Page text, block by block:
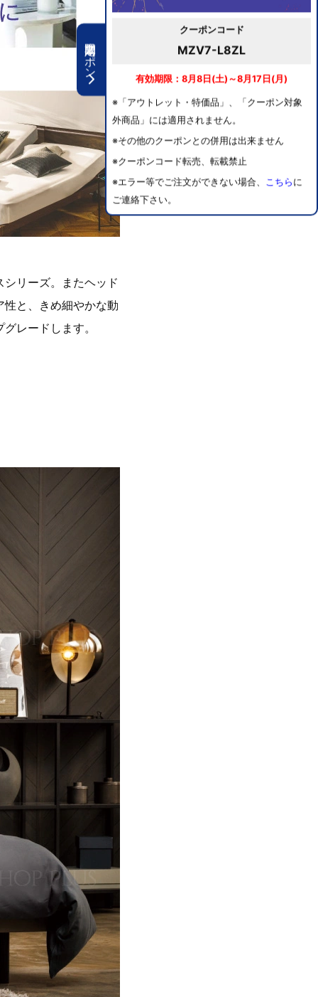
期間限定クーポン
クーポンコード
MZV7-L8ZL
有効期限：8月8日(土)～8月17日(月)
※「アウトレット・特価品」、「クーポン対象
外商品」には適用されません。
※その他のクーポンとの併用は出来ません
※クーポンコード転売、転載禁止
※エラー等でご注文ができない場合、 こちら に
ご連絡下さい。
リーズ。またヘッド
と、きめ細やかな動
レードします。